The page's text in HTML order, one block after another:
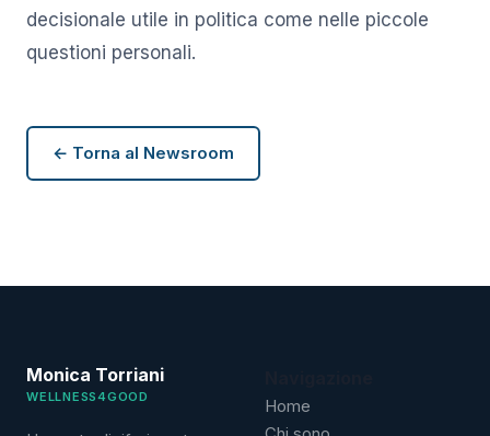
decisionale utile in politica come nelle piccole
questioni personali.
← Torna al Newsroom
Monica Torriani
WELLNESS4GOOD
Home